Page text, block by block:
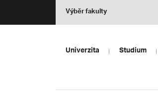
Výběr fakulty
Univerzita Studium